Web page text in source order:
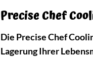
Precise Chef
Die Precise Chef
Lagerung Ihrer